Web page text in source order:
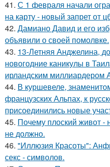
41. С 1 февраля начали
на карту - новый запрет от
42. Дамиано Давид и его
объявили о своей помолвке.
43. 13-Летняя Анджелина,
новогодние каникулы в
ирландским миллиардером
44. В куршевеле,
французских Альпах, к
присоединились новые
45. Почему плоский живот -
не должно.
46. "Иллюзия Красоты":
секс - символов.